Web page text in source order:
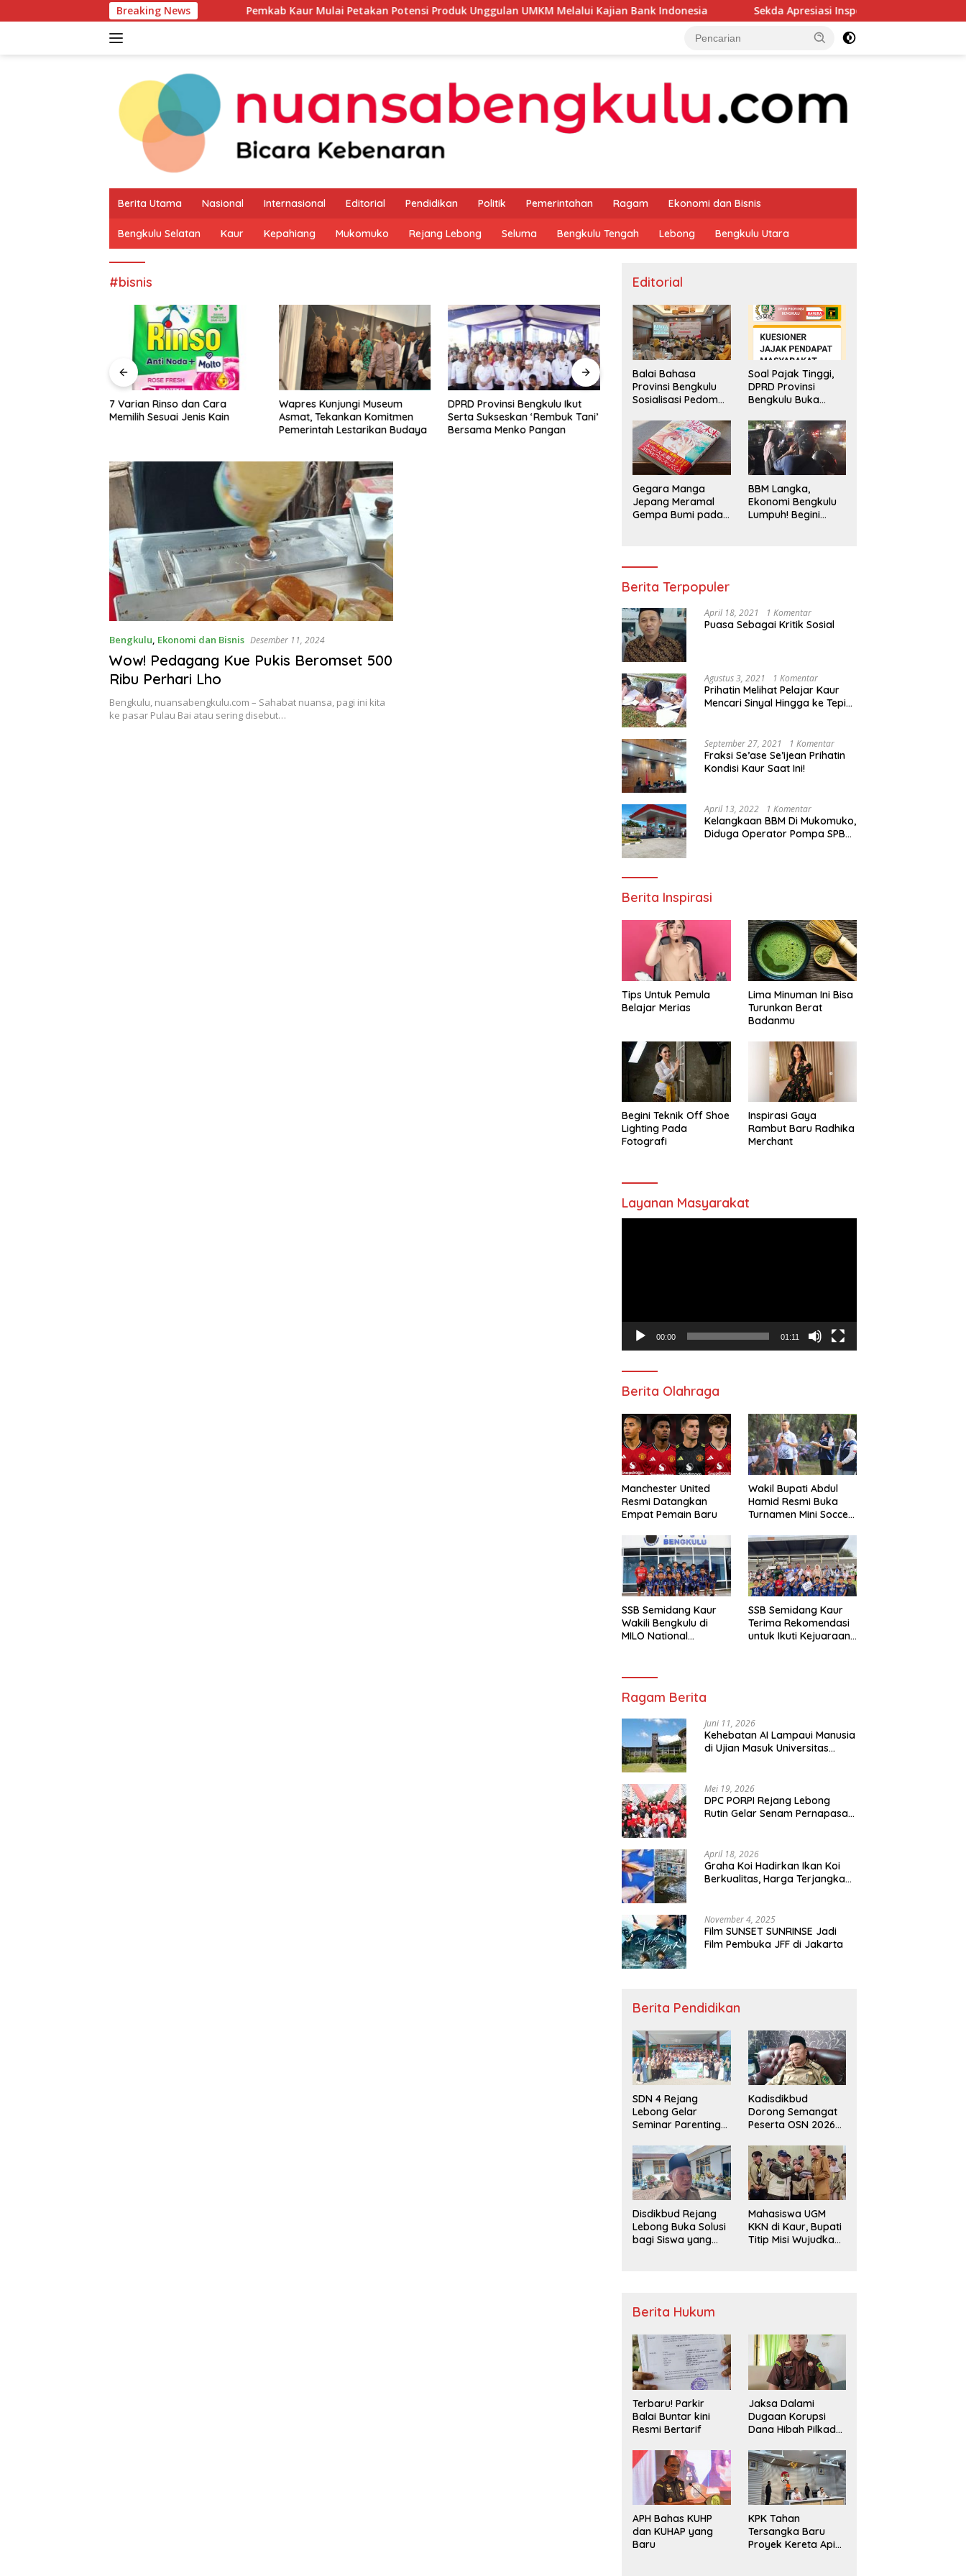
ke
Breaking NewsPemkab Kaur Mulai Petakan Potensi Produk Unggulan UMKM Melalui Kajian Bank Indonesia Sekda Apresiasi Inspektorat Provinsi Bengkulu Dukung
Berita Utama Nasional Internasional Editorial Pendidikan Politik Pemerintahan Ragam Ekonomi dan Bisnis
Bengkulu Selatan Kaur Kepahiang Mukomuko Rejang Lebong Seluma Bengkulu Tengah Lebong Bengkulu Utara
#bisnis
7 Varian Rinso dan Cara
Memilih Sesuai Jenis Kain
Wapres Kunjungi Museum
Asmat, Tekankan Komitmen
Pemerintah Lestarikan Budaya
DPRD Provinsi Bengkulu Ikut
Serta Sukseskan ‘Rembuk Tani’
Bersama Menko Pangan
Menaker Sebut Pemanfaatan
Laskar Gibran Bengkulu Siap
Kegiatan Sosial dan
Kebangsaan
Bengkulu, Ekonomi dan Bisnis Desember 11, 2024
Wow! Pedagang Kue Pukis Beromset 500
Ribu Perhari Lho
Bengkulu, nuansabengkulu.com – Sahabat nuansa, pagi ini kita
ke pasar Pulau Bai atau sering disebut…
Editorial
Balai Bahasa
Provinsi Bengkulu
Sosialisasi Pedoman
Penggunaan
Bahasa Indonesia
Soal Pajak Tinggi,
DPRD Provinsi
Bengkulu Buka
Pengaduan
Masyarakat
Gegara Manga
Jepang Meramal
Gempa Bumi pada
BBM Langka,
Ekonomi Bengkulu
Lumpuh! Begini
Berita Terpopuler
April 18, 2021 1 Komentar
Puasa Sebagai Kritik Sosial
Agustus 3, 2021 1 Komentar
Prihatin Melihat Pelajar Kaur
Mencari Sinyal Hingga ke Tepi
Segera Bertindak
September 27, 2021 1 Komentar
Fraksi Se’ase Se’ijean Prihatin
Kondisi Kaur Saat Ini!
April 13, 2022 1 Komentar
Kelangkaan BBM Di Mukomuko,
Diduga Operator Pompa SPBU
Berita Inspirasi
Tips Untuk Pemula
Belajar Merias
Lima Minuman Ini Bisa
Turunkan Berat
Badanmu
Begini Teknik Off Shoe
Lighting Pada
Fotografi
Inspirasi Gaya
Rambut Baru Radhika
Merchant
Layanan Masyarakat
00:00 01:11
Berita Olahraga
Manchester United
Resmi Datangkan
Empat Pemain Baru
Wakil Bupati Abdul
Hamid Resmi Buka
Turnamen Mini Soccer
SSB Semidang Kaur
Wakili Bengkulu di
MILO National
SSB Semidang Kaur
Terima Rekomendasi
untuk Ikuti Kejuaraan
Ragam Berita
Juni 11, 2026
Kehebatan AI Lampaui Manusia
di Ujian Masuk Universitas
Mei 19, 2026
DPC PORPI Rejang Lebong
Rutin Gelar Senam Pernapasan
April 18, 2026
Graha Koi Hadirkan Ikan Koi
Berkualitas, Harga Terjangkau
November 4, 2025
Film SUNSET SUNRINSE Jadi
Film Pembuka JFF di Jakarta
Berita Pendidikan
SDN 4 Rejang
Lebong Gelar
Seminar Parenting
Bullying,
Kadisdikbud: Patut
Jadi Contoh
Kadisdikbud
Dorong Semangat
Peserta OSN 2026
Disdikbud Rejang
Lebong Buka Solusi
bagi Siswa yang
Mahasiswa UGM
KKN di Kaur, Bupati
Titip Misi Wujudkan
Berita Hukum
Terbaru! Parkir
Balai Buntar kini
Resmi Bertarif
Jaksa Dalami
Dugaan Korupsi
Dana Hibah Pilkada
Kaur
APH Bahas KUHP
dan KUHAP yang
Baru
KPK Tahan
Tersangka Baru
Proyek Kereta Api